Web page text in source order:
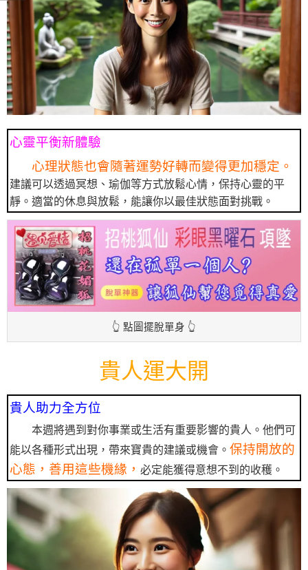
心靈平衡新體驗
心理狀態也會隨著運勢好轉而變得更加穩定。
建議可以透過冥想、瑜伽等方式放鬆心情，保持心靈的平
靜。適當的休息與放鬆，能讓你以最佳狀態面對挑戰。
👆 點圖擺脫單身 👆
貴人運大開
貴人助力全方位
本週將遇到對你事業或生活有重要影響的貴人。他們可
能以各種形式出現，帶來寶貴的建議或機會。 保持開放的
心態，善用這些機緣， 必定能獲得意想不到的收穫。